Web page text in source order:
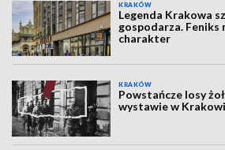
KRAKÓW
Legenda Krakowa
gospodarza. Feniks
charakter
KRAKÓW
Powstańcze losy
wystawie w